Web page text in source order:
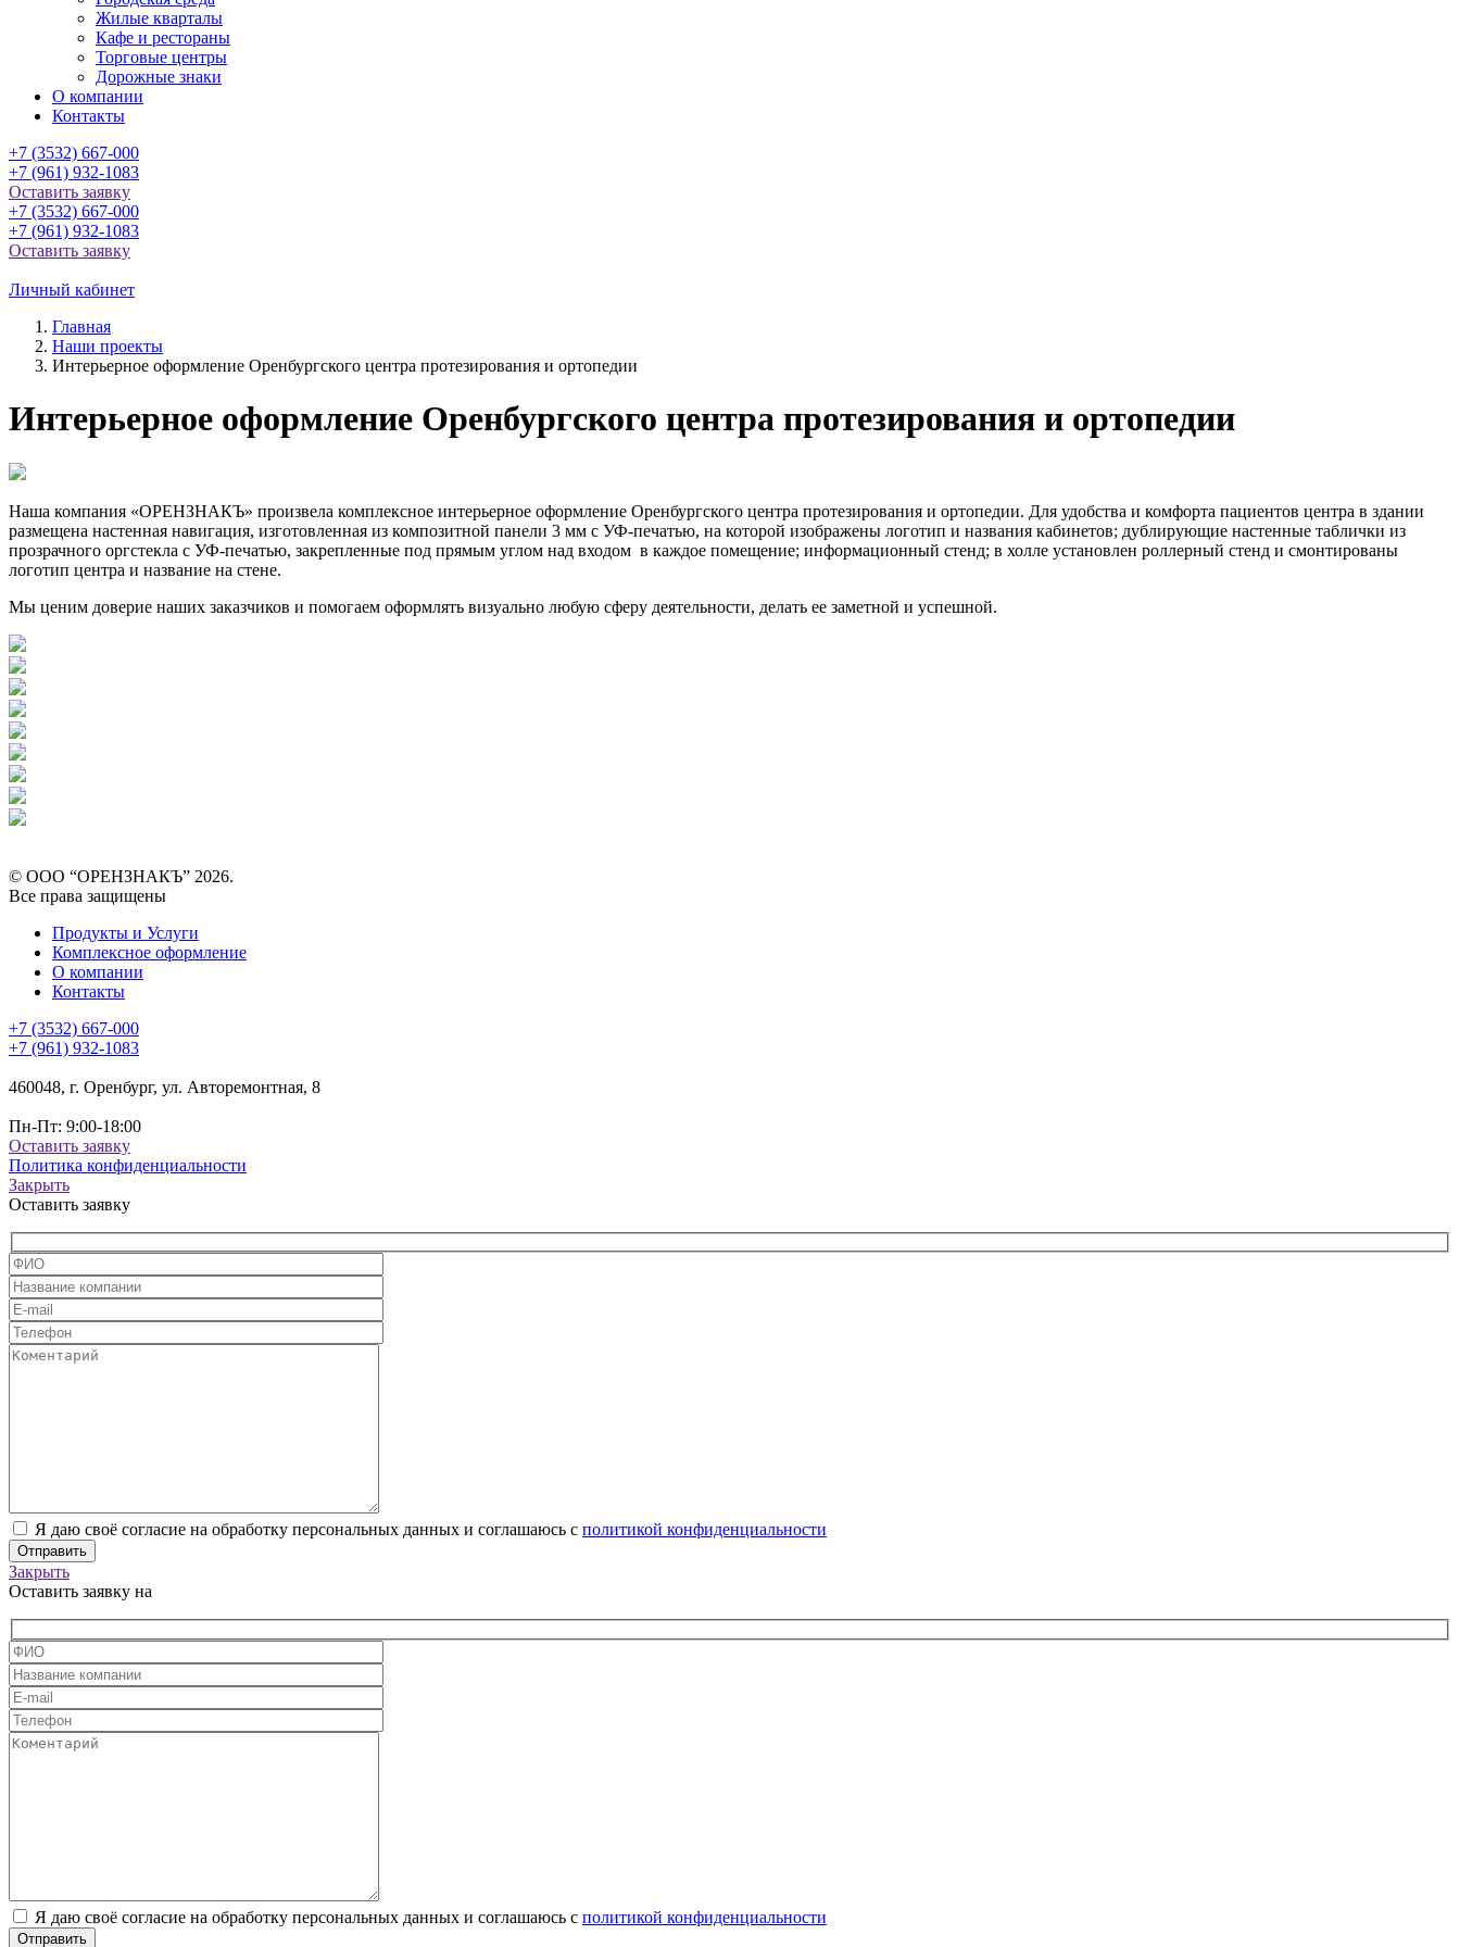
Жилые кварталы
Кафе и рестораны
Торговые центры
Дорожные знаки
О компании
Контакты
+7 (3532) 667-000
+7 (961) 932-1083
Оставить заявку
+7 (3532) 667-000
+7 (961) 932-1083
Оставить заявку
Личный кабинет
Главная
Наши проекты
Интерьерное оформление Оренбургского центра протезирования и ортопедии
Интерьерное оформление Оренбургского центра протезирования и ортопедии
Наша компания «ОРЕНЗНАКЪ» произвела комплексное интерьерное оформление Оренбургского центра протезирования и ортопедии. Для удобства и комфорта пациентов центра в здании
размещена настенная навигация, изготовленная из композитной панели 3 мм с УФ-печатью, на которой изображены логотип и названия кабинетов; дублирующие настенные таблички из
прозрачного оргстекла с УФ-печатью, закрепленные под прямым углом над входом в каждое помещение; информационный стенд; в холле установлен роллерный стенд и смонтированы
логотип центра и название на стене.
Мы ценим доверие наших заказчиков и помогаем оформлять визуально любую сферу деятельности, делать ее заметной и успешной.
© ООО “ОРЕНЗНАКЪ” 2026.
Все права защищены
Продукты и Услуги
Комплексное оформление
О компании
Контакты
+7 (3532) 667-000
+7 (961) 932-1083
460048, г. Оренбург, ул. Авторемонтная, 8
Пн-Пт: 9:00-18:00
Оставить заявку
Политика конфиденциальности
Закрыть
Оставить заявку
Я даю своё согласие на обработку персональных данных и соглашаюсь с политикой конфиденциальности
Закрыть
Оставить заявку на
Я даю своё согласие на обработку персональных данных и соглашаюсь с политикой конфиденциальности